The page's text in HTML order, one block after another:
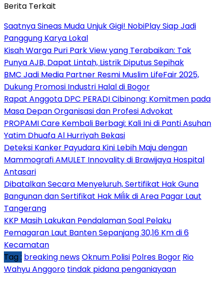
Berita Terkait
Saatnya Sineas Muda Unjuk Gigi! NobiPlay Siap Jadi
Panggung Karya Lokal
Kisah Warga Puri Park View yang Terabaikan: Tak
Punya AJB, Dapat Lintah, Listrik Diputus Sepihak
BMC Jadi Media Partner Resmi Muslim LifeFair 2025,
Dukung Promosi Industri Halal di Bogor
Rapat Anggota DPC PERADI Cibinong: Komitmen pada
Masa Depan Organisasi dan Profesi Advokat
PROPAMI Care Kembali Berbagi: Kali Ini di Panti Asuhan
Yatim Dhuafa Al Hurriyah Bekasi
Deteksi Kanker Payudara Kini Lebih Maju dengan
Mammografi AMULET Innovality di Brawijaya Hospital
Antasari
Dibatalkan Secara Menyeluruh, Sertifikat Hak Guna
Bangunan dan Sertifikat Hak Miĺik di Area Pagar Laut
Tangerang
KKP Masih Lakukan Pendalaman Soal Pelaku
Pemagaran Laut Banten Sepanjang 30,16 Km di 6
Kecamatan
Tag : breaking newsOknum Polisi Polres Bogor Rio
Wahyu Anggoro tindak pidana penganiayaan